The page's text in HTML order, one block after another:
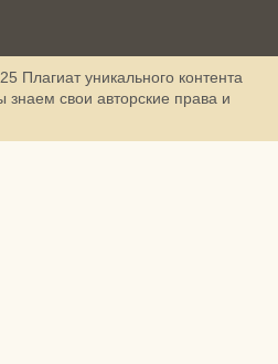
Плагиат уникального контента
знаем свои авторские права и